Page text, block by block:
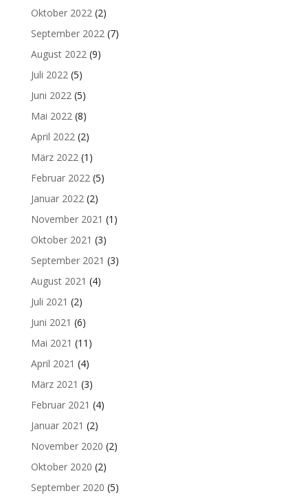
Oktober 2022 (2)
September 2022 (7)
August 2022 (9)
Juli 2022 (5)
Juni 2022 (5)
Mai 2022 (8)
April 2022 (2)
März 2022 (1)
Februar 2022 (5)
Januar 2022 (2)
November 2021 (1)
Oktober 2021 (3)
September 2021 (3)
August 2021 (4)
Juli 2021 (2)
Juni 2021 (6)
Mai 2021 (11)
April 2021 (4)
März 2021 (3)
Februar 2021 (4)
Januar 2021 (2)
November 2020 (2)
Oktober 2020 (2)
September 2020 (5)